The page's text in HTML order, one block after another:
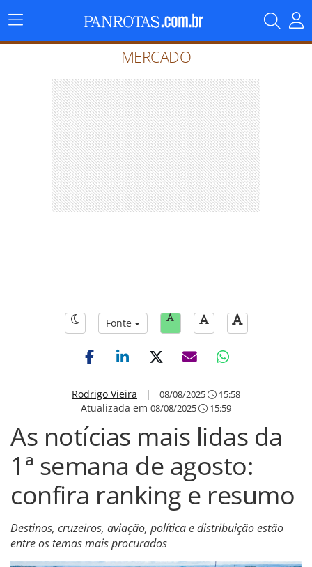
Menu
Principal
MERCADO
Fonte
Rodrigo Vieira | 08/08/2025 15:58
Atualizada em 08/08/2025 15:59
As notícias mais lidas da
1ª semana de agosto:
confira ranking e resumo
Destinos, cruzeiros, aviação, política e distribuição estão
entre os temas mais procurados